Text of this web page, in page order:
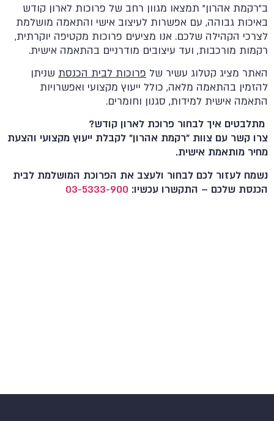
ב"רקמת אהרון" תמצאו מגוון רחב של פרוכות לארון קודש
באיכות גבוהה, עם אפשרות לעיצוב אישי והתאמה מושלמת
לצרכי הקהילה שלכם. אנו מציעים פרוכות מקטיפה יוקרתית,
רקמות מורכבות, ועד עיצובים מודרניים בהתאמה אישית.
האתר מציג קטלוג עשיר של פרוכות לבית הכנסת שניתן
להזמין בהתאמה מלאה, כולל ייעוץ מקצועי ואפשרויות
התאמה אישית למידות, סגנון וחומרים.
מתלבטים איך לבחור פרוכת לארון קודש?
צרו קשר עם צוות "רקמת אהרון" לקבלת ייעוץ מקצועי והצעת
מחיר מותאמת אישית.
נשמח לעזור לכם לבחור ולעצב את הפרוכת המושלמת לבית
הכנסת שלכם – התקשרו עכשיו: 03-5333-900